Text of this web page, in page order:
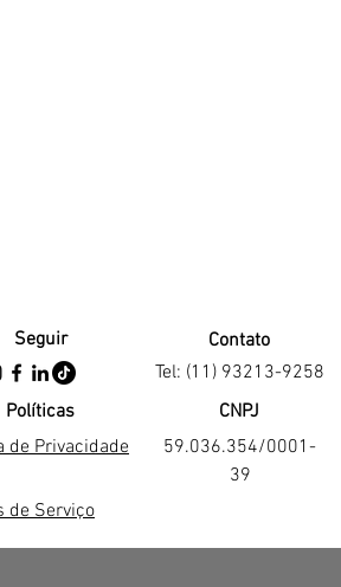
Seguir
Políticas
de Privacidade
Contato
Tel: (11) 93213-9258
CNPJ
59.036.354/0001-
39
de Serviço